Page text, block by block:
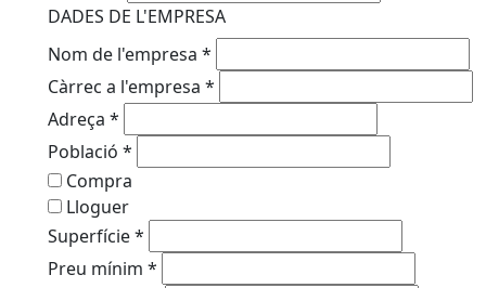
DADES DE L'EMPRESA
Nom de l'empresa *
Càrrec a l'empresa *
Adreça *
Població *
Compra
Lloguer
Superfície*
Preu mínim *